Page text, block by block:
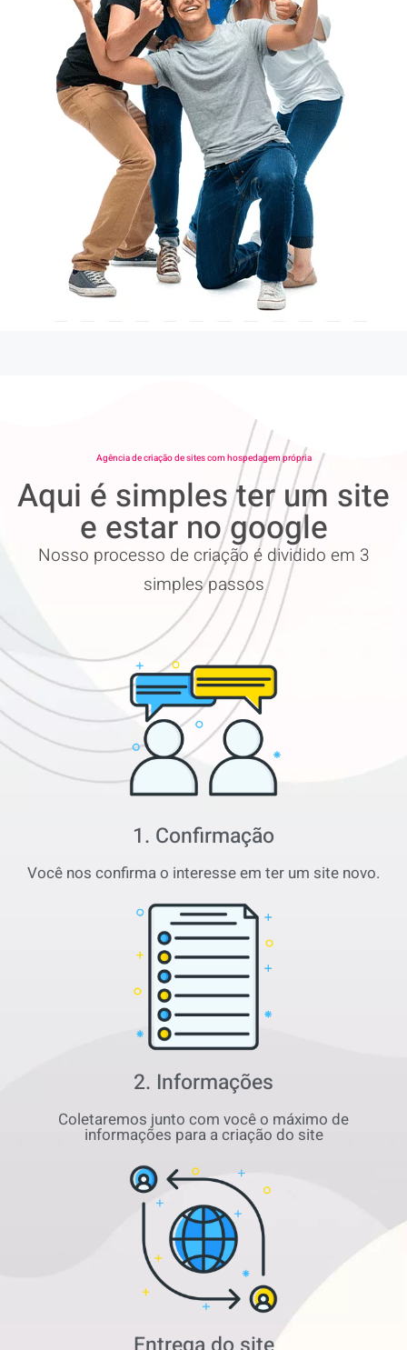
Agência de criação de sites com hospedagem própria
Aqui é simples ter um site
e estar no google
Nosso processo de criação é dividido em 3
simples passos
1. Confirmação
Você nos confirma o interesse em ter um site novo.
2. Informações
Coletaremos junto com você o máximo de
informações para a criação do site